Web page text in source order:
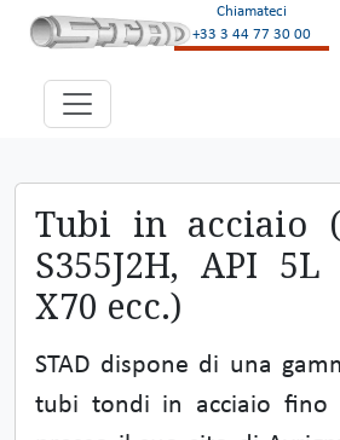
Chiamateci
+33 3 44 77 30 00
Tubi in acciaio
S355J2H, API
X70 ecc.)
STAD dispone di una
tubi tondi in acciaio fino